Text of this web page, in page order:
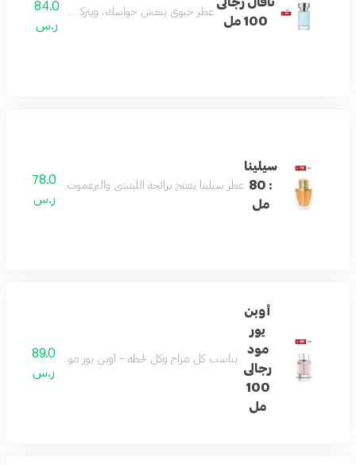
100 مل
عطر حيوي ينعش حواسك، ويتركك منتعشًا ومليئًا
84.0
ر.س
سيلينا
: 80
مل
عطر سيلينا يفتتح برائحة الليتشي والبرغموت، ثم يتدرج
78.0
ر.س
أوبن
يور
مود
رجالى
100
مل
يناسب كل مزاج وكل لحظة – أوبن يور مود يمزج89.0
ر.س